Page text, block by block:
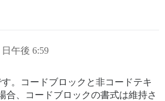
日午後 6:59
。コードブロックと非コードテキ
合、コードブロックの書式は維持さ